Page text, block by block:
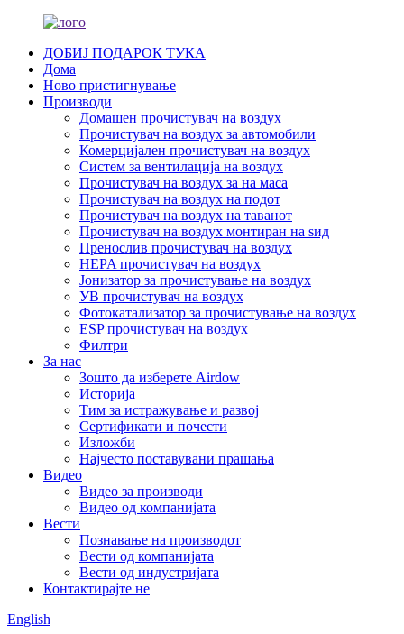
ДОБИЈ ПОДАРОК ​​ТУКА
Дома
Ново пристигнување
Производи
Домашен прочистувач на воздух
Прочистувач на воздух за автомобили
Комерцијален прочистувач на воздух
Систем за вентилација на воздух
Прочистувач на воздух за на маса
Прочистувач на воздух на подот
Прочистувач на воздух на таванот
Прочистувач на воздух монтиран на ѕид
Пренослив прочистувач на воздух
HEPA прочистувач на воздух
Јонизатор за прочистување на воздух
УВ прочистувач на воздух
Фотокатализатор за прочистување на воздух
ESP прочистувач на воздух
Филтри
За нас
Зошто да изберете Airdow
Историја
Тим за истражување и развој
Сертификати и почести
Изложби
Најчесто поставувани прашања
Видео
Видео за производи
Видео од компанијата
Вести
Познавање на производот
Вести од компанијата
Вести од индустријата
Контактирајте не
English